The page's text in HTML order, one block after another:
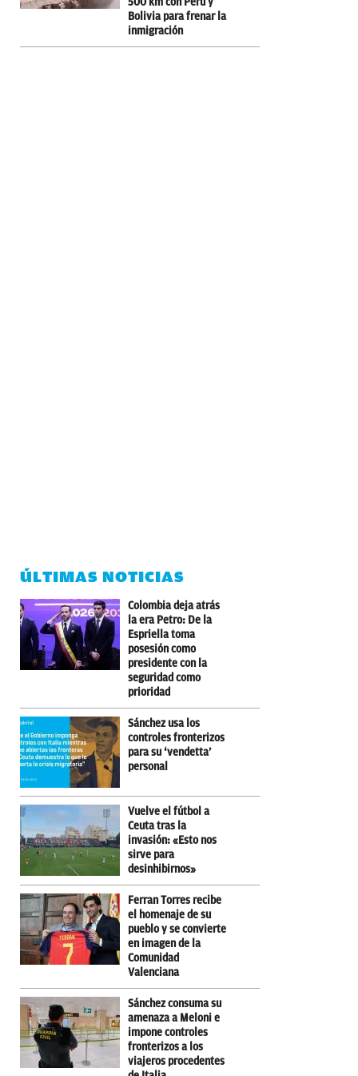
Bolivia para frenar la
inmigración
ÚLTIMAS NOTICIAS
Colombia deja atrás
la era Petro: De la
Espriella toma
posesión como
presidente con la
seguridad como
prioridad
Sánchez usa los
controles fronterizos
para su ‘vendetta’
personal
Vuelve el fútbol a
Ceuta tras la
invasión: «Esto nos
sirve para
desinhibirnos»
Ferran Torres recibe
el homenaje de su
pueblo y se convierte
en imagen de la
Comunidad
Valenciana
Sánchez consuma su
amenaza a Meloni e
impone controles
fronterizos a los
viajeros procedentes